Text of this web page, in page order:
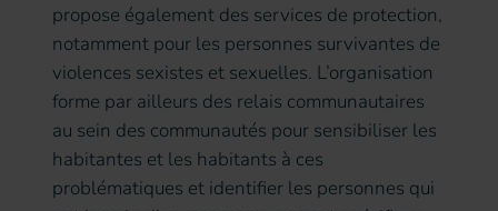
propose également des services de protection,
notamment pour les personnes survivantes de
violences sexistes et sexuelles. L’organisation
forme par ailleurs des relais communautaires
au sein des communautés pour sensibiliser les
habitantes et les habitants à ces
problématiques et identifier les personnes qui